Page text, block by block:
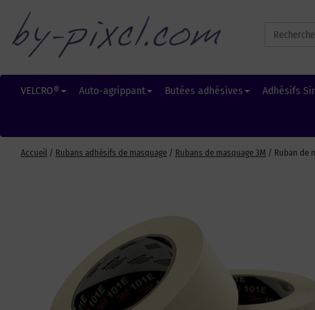
for:
VELCRO® Auto-agrippant Butées adhésives Adhésifs
Accueil / Rubans adhésifs de masquage / Rubans de masquage 3M / Ruban de